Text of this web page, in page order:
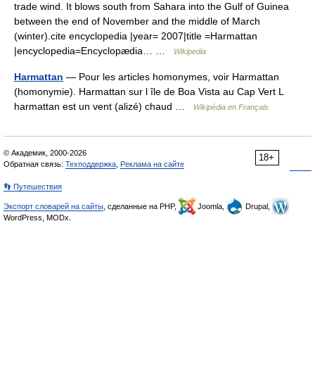
trade wind. It blows south from Sahara into the Gulf of Guinea
between the end of November and the middle of March
(winter).cite encyclopedia |year= 2007|title =Harmattan
|encyclopedia=Encyclopædia… …
Wikipedia
Harmattan — Pour les articles homonymes, voir Harmattan
(homonymie). Harmattan sur l île de Boa Vista au Cap Vert L
harmattan est un vent (alizé) chaud …
Wikipédia en Français
18+
© Академик, 2000-2026
Обратная связь: Техподдержка Реклама на сайте
👣 Путешествия
Экспорт словарей на сайты , сделанные на PHP, Joomla,
Drupal,
WordPress, MODx.